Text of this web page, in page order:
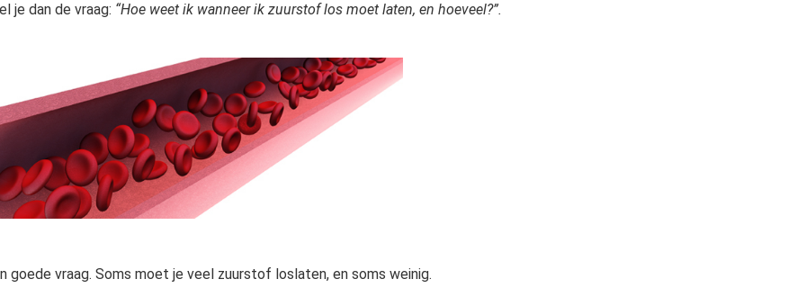
je dan de vraag: “Hoe weet ik wanneer ik zuurstof los moet laten, en hoeveel?”.
goede vraag. Soms moet je veel zuurstof loslaten, en soms weinig.